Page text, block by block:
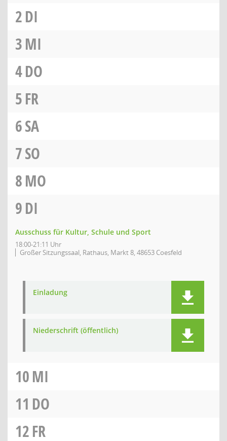
2DI
3MI
4DO
5FR
6SA
7SO
8MO
9DI
Ausschuss für Kultur, Schule und Sport
18:00-21:11 Uhr
Großer Sitzungssaal, Rathaus, Markt 8, 48653 Coesfeld
Einladung
Niederschrift (öffentlich)
10MI
11 DO
12FR